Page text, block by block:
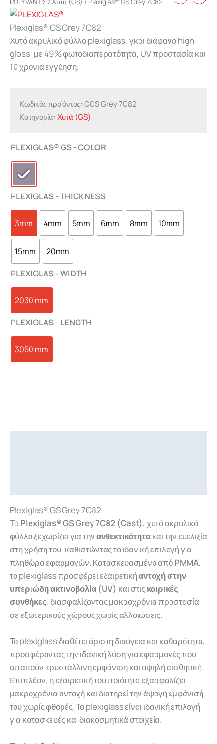
POLYVANTIS /Χυτά (GS) / Plexiglas® GS Grey 7C82
Plexiglas® GS Grey 7C82
Χυτό ακρυλικό φύλλο plexiglass, γκρι διάφανο high-
gloss, με 49% φωτοδιαπερατότητα, UV προστασία και
10 χρόνια εγγύηση.
Κωδικός προϊόντος: GCS Grey 7C82
Κατηγορία: Χυτά (GS)
PLEXIGLAS® GS - COLOR
PLEXIGLAS - THICKNESS
3mm 4mm 5mm 6mm 8mm 10mm
15mm 20mm
PLEXIGLAS - WIDTH
2030 mm
PLEXIGLAS - LENGTH
3050 mm
Plexiglas® GS Grey 7C82
ToPlexiglas® GS Grey 7C82 (Cast), χυτό ακρυλικό
φύλλο ξεχωρίζει για τηνανθεκτικότητακαι την ευελιξία
στη χρήση του, καθιστώντας το ιδανική επιλογή για
πληθώρα εφαρμογών. Κατασκευασμένο απόPMMA,
το plexiglass προσφέρει εξαιρετικήαντοχή στην
υπεριώδη ακτινοβολία (UV) και στις καιρικές
συνθήκες, διασφαλίζοντας μακροχρόνια προστασία
σε εξωτερικούς χώρους χωρίς αλλοιώσεις.
Το plexiglass διαθέτει άριστη διαύγεια και καθαρότητα,
προσφέροντας την ιδανική λύση για εφαρμογές που
απαιτούν κρυστάλλινη εμφάνιση και υψηλή αισθητική.
Επιπλέον, η εξαιρετική του ποιότητα εξασφαλίζει
μακροχρόνια αντοχή και διατηρεί την άψογη εμφάνισή
του χωρίς φθορές. Το plexiglass είναι ιδανική επιλογή
για κατασκευές και διακοσμητικά στοιχεία.